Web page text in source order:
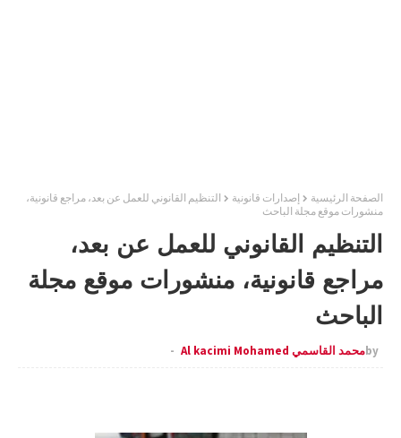
الصفحة الرئيسية إصدارات قانونية
التنظيم القانوني للعمل عن بعد، مراجع قانونية،
منشورات موقع مجلة الباحث
التنظيم القانوني للعمل عن بعد،
مراجع قانونية، منشورات موقع مجلة
الباحث
byمحمد القاسمي Al kacimi Mohamed